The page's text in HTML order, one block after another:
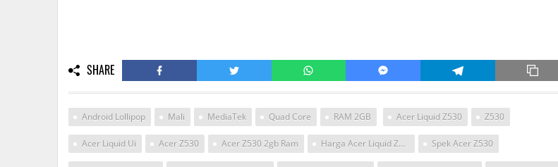
SHARE
Android Lollipop Mali MediaTek Quad Core RAM 2GB Acer Liquid Z530 Z530
Acer Liquid Ui Acer Z530 Acer Z530 2gb Ram Harga Acer Liquid Z530 Spek Acer Z530